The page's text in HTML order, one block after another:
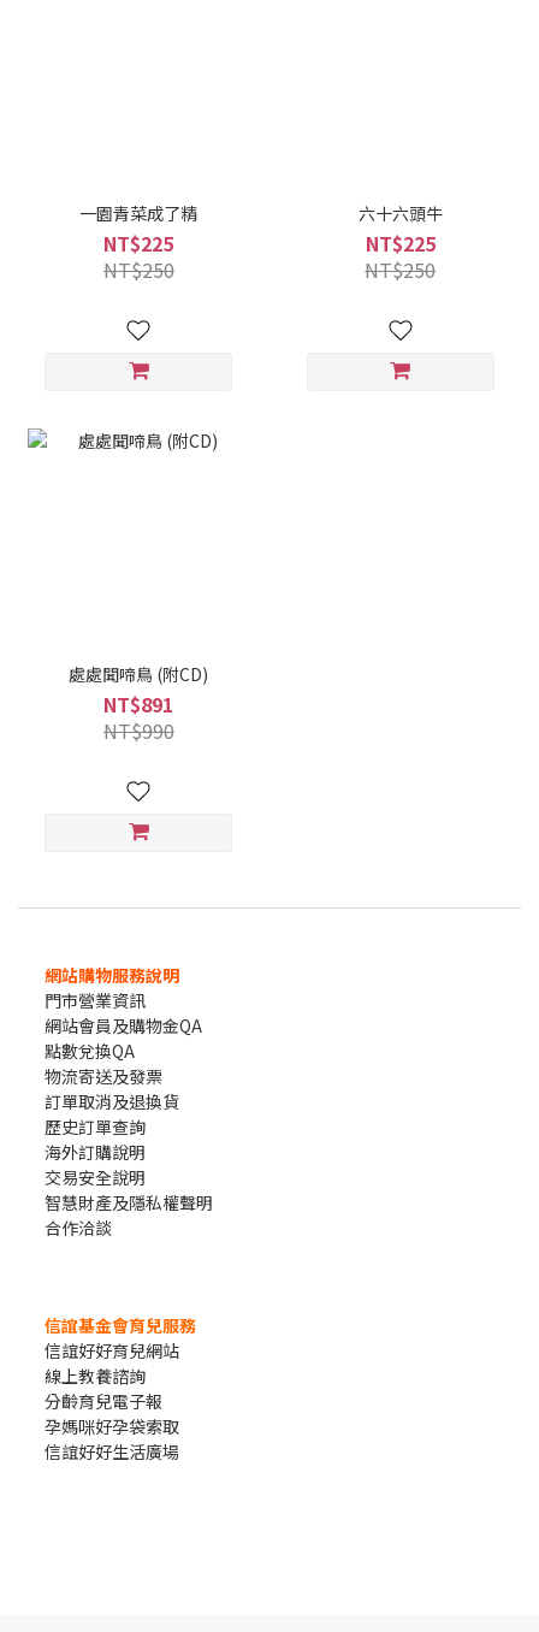
一園青菜成了精
NT$225
NT$250
六十六頭牛
NT$225
NT$250
處處聞啼鳥 (附CD)
NT$891
NT$990
網站購物服務說明
門市營業資訊
網站會員及購物金QA
點數兌換QA
物流寄送及發票
訂單取消及退換貨
歷史訂單查詢
海外訂購說明
交易安全說明
智慧財產及隱私權聲明
合作洽談
信誼基金會育兒服務
信誼好好育兒網站
線上教養諮詢
分齡育兒電子報
孕媽咪好孕袋索取
信誼好好生活廣場